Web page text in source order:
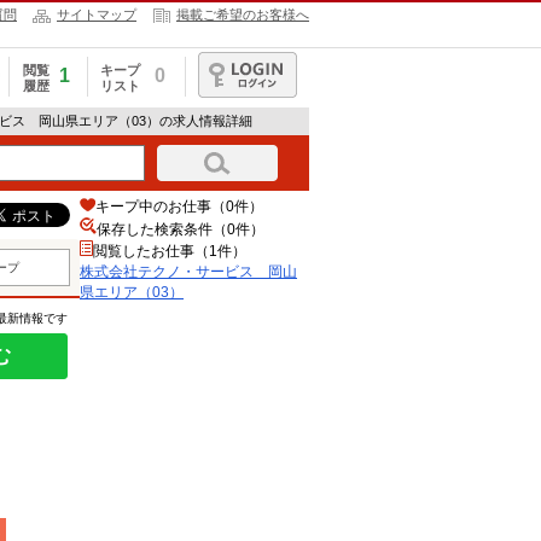
問 サイトマップ 掲載ご希望のお客様へ
閲覧
履歴
1
キープ
リスト
0
ログイン
ス 岡山県エリア（03）の求人情報詳細
プ
新情報です
キープ中のお仕事（0件）
保存した検索条件（0件）
閲覧したお仕事（1件）
株式会社テクノ・サービス 岡山
県エリア（03）